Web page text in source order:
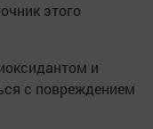
этого
и
с повреждением